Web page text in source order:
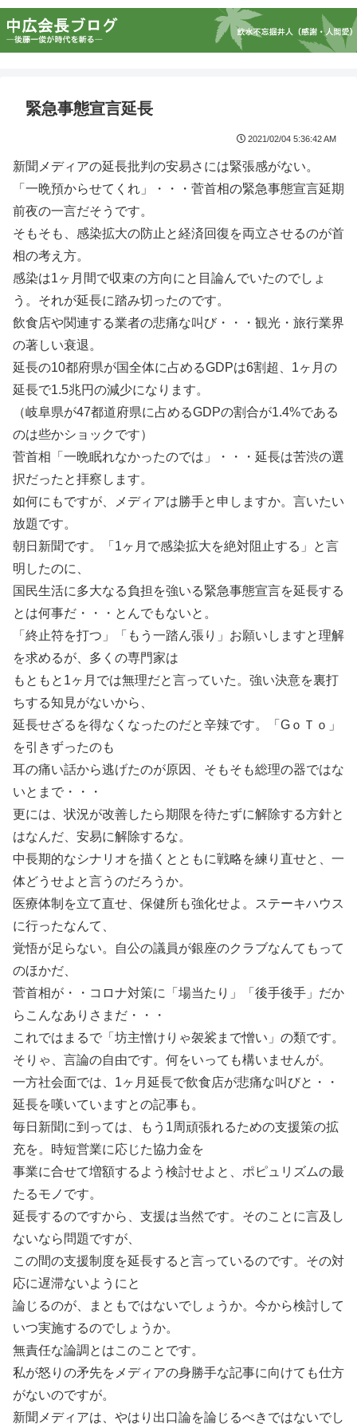
緊急事態宣言延長
2021/02/04 5:36:42 AM
新聞メディアの延長批判の安易さには緊張感がない。
「一晩預からせてくれ」・・・菅首相の緊急事態宣言延期
前夜の一言だそうです。
そもそも、感染拡大の防止と経済回復を両立させるのが首
相の考え方。
感染は1ヶ月間で収束の方向にと目論んでいたのでしょ
う。それが延長に踏み切ったのです。
飲食店や関連する業者の悲痛な叫び・・・観光・旅行業界
の著しい衰退。
延長の10都府県が国全体に占めるGDPは6割超、1ヶ月の
延長で1.5兆円の減少になります。
（岐阜県が47都道府県に占めるGDPの割合が1.4%である
のは些かショックです）
菅首相「一晩眠れなかったのでは」・・・延長は苦渋の選
択だったと拝察します。
如何にもですが、メディアは勝手と申しますか。言いたい
放題です。
朝日新聞です。「1ヶ月で感染拡大を絶対阻止する」と言
明したのに、
国民生活に多大なる負担を強いる緊急事態宣言を延長する
とは何事だ・・・とんでもないと。
「終止符を打つ」「もう一踏ん張り」お願いしますと理解
を求めるが、多くの専門家は
もともと1ヶ月では無理だと言っていた。強い決意を裏打
ちする知見がないから、
延長せざるを得なくなったのだと辛辣です。「GｏＴｏ」
を引きずったのも
耳の痛い話から逃げたのが原因、そもそも総理の器ではな
いとまで・・・
更には、状況が改善したら期限を待たずに解除する方針と
はなんだ、安易に解除するな。
中長期的なシナリオを描くとともに戦略を練り直せと、一
体どうせよと言うのだろうか。
医療体制を立て直せ、保健所も強化せよ。ステーキハウス
に行ったなんて、
覚悟が足らない。自公の議員が銀座のクラブなんてもって
のほかだ、
菅首相が・・コロナ対策に「場当たり」「後手後手」だか
らこんなありさまだ・・・
これではまるで「坊主憎けりゃ袈裟まで憎い」の類です。
そりゃ、言論の自由です。何をいっても構いませんが。
一方社会面では、1ヶ月延長で飲食店が悲痛な叫びと・・
延長を嘆いていますとの記事も。
毎日新聞に到っては、もう1周頑張れるための支援策の拡
充を。時短営業に応じた協力金を
事業に合せて増額するよう検討せよと、ポピュリズムの最
たるモノです。
延長するのですから、支援は当然です。そのことに言及し
ないなら問題ですが、
この間の支援制度を延長すると言っているのです。その対
応に遅滞ないようにと
論じるのが、まともではないでしょうか。今から検討して
いつ実施するのでしょうか。
無責任な論調とはこのことです。
私が怒りの矛先をメディアの身勝手な記事に向けても仕方
がないのですが。
新聞メディアは、やはり出口論を論じるべきではないでし